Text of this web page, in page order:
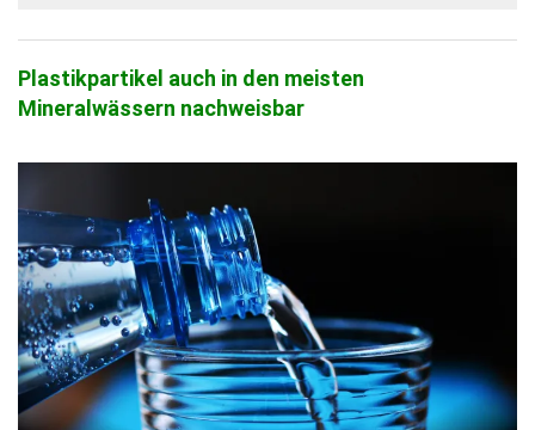
Plastikpartikel auch in den meisten
Mineralwässern nachweisbar